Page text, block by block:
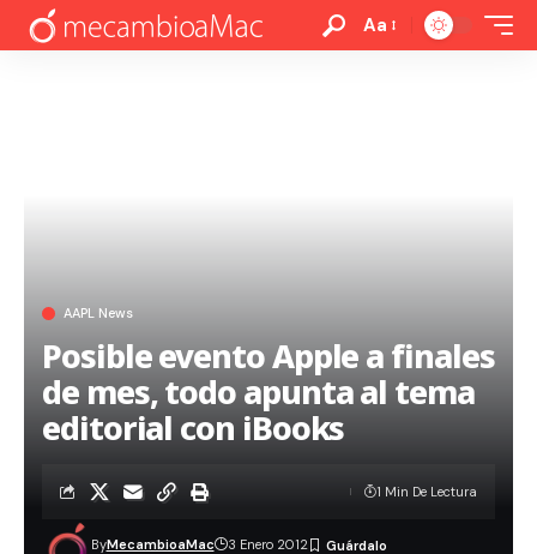
Aa
AAPL News
Posible evento Apple a finales
de mes, todo apunta al tema
editorial con iBooks
ByMecambioaMac 3 Enero 2012
1 Min De Lectura